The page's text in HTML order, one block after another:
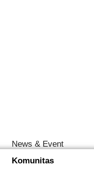
Komunitas
News & Event